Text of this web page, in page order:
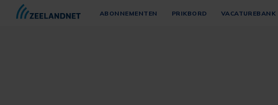
ABONNEMENTEN PRIKBORD VACATUREBANK